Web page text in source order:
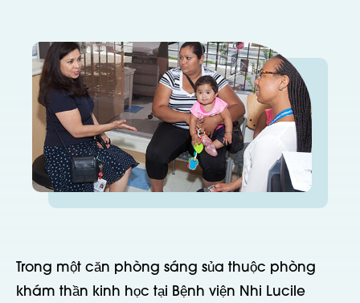
Trong một căn phòng sáng sủa thuộc phòng
khám thần kinh học tại Bệnh viện Nhi Lucile